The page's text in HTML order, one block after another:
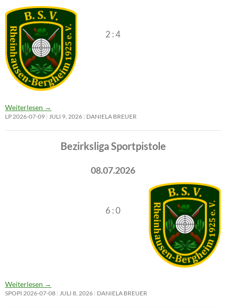
2 : 4
Weiterlesen →
LP 2026-07-09 JULI 9, 2026 DANIELA BREUER
Bezirksliga Sportpistole
08.07.2026
6 : 0
Weiterlesen →
SPOPI 2026-07-08 JULI 8, 2026 DANIELA BREUER